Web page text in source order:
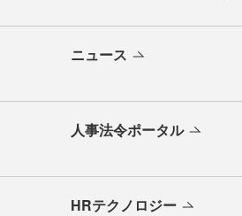
ニュース
人事法令ポータル
HRテクノロジー